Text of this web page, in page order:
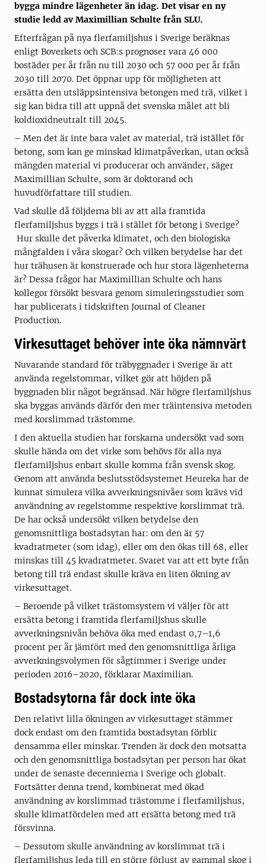
bygga mindre lägenheter än idag. Det visar en ny
studie ledd av Maximillian Schulte från SLU.
Efterfrågan på nya flerfamiljshus i Sverige beräknas
enligt Boverkets och SCB:s prognoser vara 46 000
bostäder per år från nu till 2030 och 57 000 per år från
2030 till 2070. Det öppnar upp för möjligheten att
ersätta den utsläppsintensiva betongen med trä, vilket i
sig kan bidra till att uppnå det svenska målet att bli
koldioxidneutralt till 2045.
– Men det är inte bara valet av material, trä istället för
betong, som kan ge minskad klimatpåverkan, utan också
mängden material vi producerar och använder, säger
Maximillian Schulte, som är doktorand och
huvudförfattare till studien.
Vad skulle då följderna bli av att alla framtida
flerfamiljshus byggs i trä i stället för betong i Sverige?
Hur skulle det påverka klimatet, och den biologiska
mångfalden i våra skogar? Och vilken betydelse har det
hur trähusen är konstruerade och hur stora lägenheterna
är? Dessa frågor har Maximillian Schulte och hans
kollegor försökt besvara genom simuleringsstudier som
har publicerats i tidskriften Journal of Cleaner
Production.
Virkesuttaget behöver inte öka nämnvärt
Nuvarande standard för träbyggnader i Sverige är att
använda regelstommar, vilket gör att höjden på
byggnaden blir något begränsad. När högre flerfamiljshus
ska byggas används därför den mer träintensiva metoden
med korslimmad trästomme.
I den aktuella studien har forskarna undersökt vad som
skulle hända om det virke som behövs för alla nya
flerfamiljshus enbart skulle komma från svensk skog.
Genom att använda beslutsstödsystemet Heureka har de
kunnat simulera vilka avverkningsnivåer som krävs vid
användning av regelstomme respektive korslimmat trä.
De har också undersökt vilken betydelse den
genomsnittliga bostadsytan har: om den är 57
kvadratmeter (som idag), eller om den ökas till 68, eller
minskas till 45 kvadratmeter. Svaret var att ett byte från
betong till trä endast skulle kräva en liten ökning av
virkesuttaget.
– Beroende på vilket trästomsystem vi väljer för att
ersätta betong i framtida flerfamiljshus skulle
avverkningsnivån behöva öka med endast 0,7–1,6
procent per år jämfört med den genomsnittliga årliga
avverkningsvolymen för sågtimmer i Sverige under
perioden 2016–2020, förklarar Maximilian.
Bostadsytorna får dock inte öka
Den relativt lilla ökningen av virkesuttaget stämmer
dock endast om den framtida bostadsytan förblir
densamma eller minskar. Trenden är dock den motsatta
och den genomsnittliga bostadsytan per person har ökat
under de senaste decennierna i Sverige och globalt.
Fortsätter denna trend, kombinerat med ökad
användning av korslimmad trästomme i flerfamiljshus,
skulle klimatfördelen med att ersätta betong med trä
försvinna.
– Dessutom skulle användning av korslimmat trä i
flerfamiljshus leda till en större förlust av gammal skog i